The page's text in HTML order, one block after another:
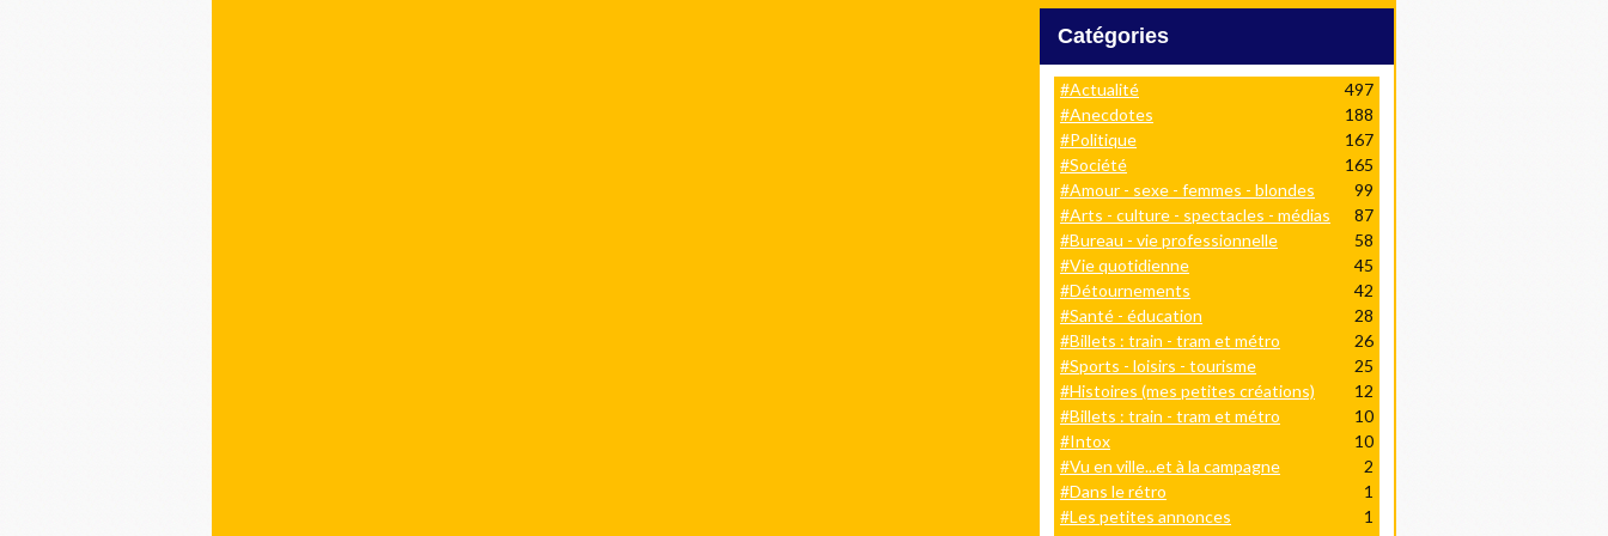
Catégories
#Actualité
497
#Anecdotes
188
#Politique
167
#Société
165
#Amour - sexe - femmes - blondes
99
#Arts - culture - spectacles - médias
87
#Bureau - vie professionnelle
58
#Vie quotidienne
45
#Détournements
42
#Santé - éducation
28
#Billets : train - tram et métro
26
#Sports - loisirs - tourisme
25
#Histoires (mes petites créations)
12
#Billets : train - tram et métro
10
#Intox
10
#Vu en ville...et à la campagne
2
#Dans le rétro
1
#Les petites annonces
1